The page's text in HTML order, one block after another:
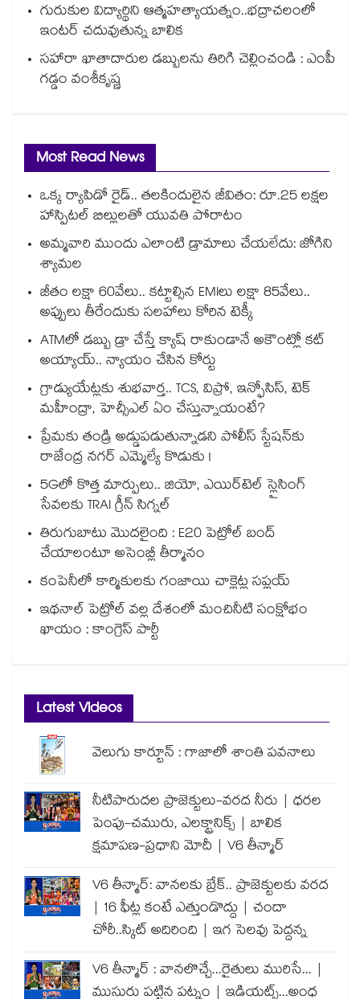
గురుకుల విద్యార్థిని ఆత్మహత్యాయత్నం..భద్రాచలంలో
ఇంటర్ చదువుతున్న బాలిక
సహారా ఖాతాదారుల డబ్బులను తిరిగి చెల్లించండి : ఎంపీ
గడ్డం వంశీకృష్ణ
Most Read News
ఒక్క ర్యాపిడో రైడ్.. తలకిందులైన జీవితం: రూ.25 లక్షల
హాస్పిటల్ బిల్లులతో యువతి పోరాటం
అమ్మవారి ముందు ఎలాంటి డ్రామాలు చేయలేదు: జోగిని
శ్యామల
జీతం లక్షా 60వేలు.. కట్టాల్సిన EMIలు లక్షా 85వేలు..
అప్పులు తీరేందుకు సలహాలు కోరిన టెక్కీ
ATMలో డబ్బు డ్రా చేస్తే క్యాష్ రాకుండానే అకౌంట్లో కట్
అయ్యాయ్.. న్యాయం చేసిన కోర్టు
గ్రాడ్యుయేట్లకు శుభవార్త.. TCS, విప్రో, ఇన్ఫోసిస్, టెక్
మహీంద్రా, హెచ్సీఎల్ ఏం చేస్తున్నాయంటే?
ప్రేమకు తండ్రి అడ్డుపడుతున్నాడని పోలీస్ స్టేషన్⁪కు
రాజేంద్ర నగర్ ఎమ్మెల్యే కొడుకు !
5Gలో కొత్త మార్పులు.. జియో, ఎయిర్‌టెల్ స్లైసింగ్
సేవలకు TRAI గ్రీన్ సిగ్నల్
తిరుగుబాటు మొదలైంది : E20 పెట్రోల్ బంద్
చేయాలంటూ అసెంబ్లీ తీర్మానం
కంపెనీలో కార్మికులకు గంజాయి చాక్లెట్ల సప్లయ్
ఇథనాల్ పెట్రోల్ వల్ల దేశంలో మంచినీటి సంక్షోభం
ఖాయం : కాంగ్రెస్ పార్టీ
Latest Videos
వెలుగు కార్టూన్ : గాజాలో శాంతి పవనాలు
నీటిపారుదల ప్రాజెక్టులు-వరద నీరు | ధరల
పెంపు-చమురు, ఎలక్ట్రానిక్స్ | బాలిక
క్షమాపణ-ప్రధాని మోదీ | V6 తీన్మార్
V6 తీన్మార్: వానలకు బ్రేక్.. ప్రాజెక్టులకు వరద
| 16 ఫీట్ల కంటే ఎత్తుండొద్దు | చందా
చోరీ..స్కిట్ అదిరింది | ఇగ సెలవు పెద్దన్న
V6 తీన్మార్ : వానలొచ్చే...రైతులు మురిసే... |
ముసురు పట్టిన పట్నం | ఇడియట్స్...అంధ